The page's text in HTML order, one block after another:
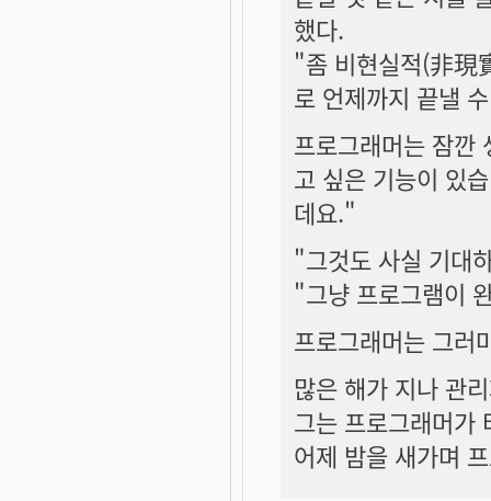
했다.
"좀 비현실적(非現
로 언제까지 끝낼
프로그래머는 잠깐
고 싶은 기능이 있
데요."
"그것도 사실 기대
"그냥 프로그램이
프로그래머는 그러
많은 해가 지나 관
그는 프로그래머가
어제 밤을 새가며